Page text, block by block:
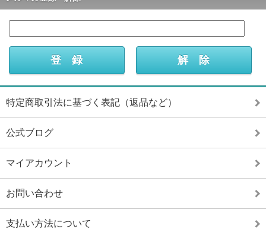
特定商取引法に基づく表記（返品など）
公式ブログ
マイアカウント
お問い合わせ
支払い方法について